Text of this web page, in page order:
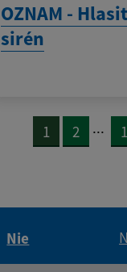
OZNAM -
sirén
1 2 ...
Nie